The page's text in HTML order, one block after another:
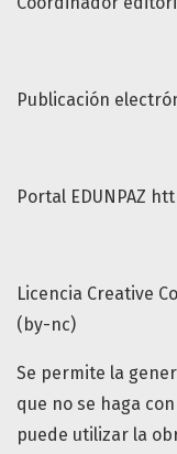
Publicación
Portal EDUNPAZ
Licencia Creative
(by-nc)
Se permite la
que no se haga
puede utilizar la